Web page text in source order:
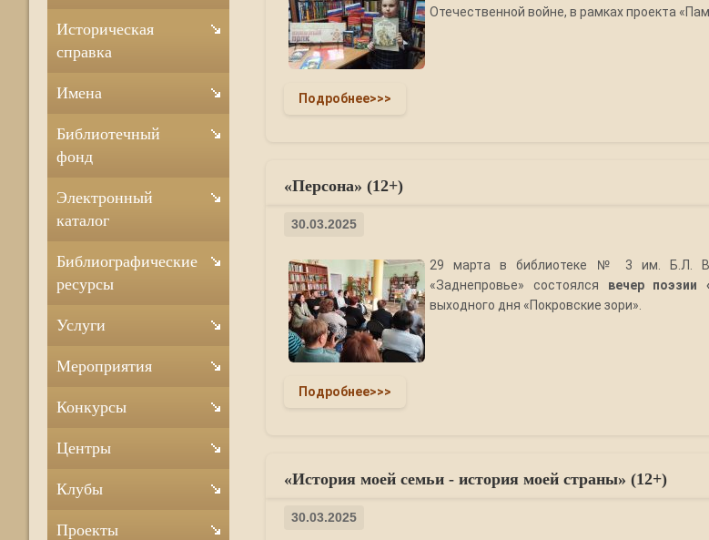
Отечественной войне, в рамках проекта
Подробнее>>>
«Персона» (12+)
30.03.2025
29 марта в библиотеке № 3 им. Б.Л.
«Заднепровье» состоялся вечер поэзии
выходного дня «Покровские зори».
Подробнее>>>
«История моей семьи - история моей страны» (12+)
30.03.2025
Историческая
справка
Имена
Библиотечный
фонд
Электронный
каталог
Библиографические
ресурсы
Услуги
Мероприятия
Конкурсы
Центры
Клубы
Проекты